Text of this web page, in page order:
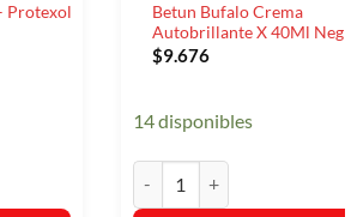
Protexol
Betun Bufalo Crema
Autobrillante X 40Ml
$9.676
14 disponibles